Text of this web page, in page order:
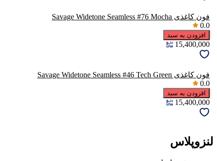
فون کاغذی Savage Widetone Seamless #76 Mocha
0.0
افزودن به سبد
15,400,000
فون کاغذی Savage Widetone Seamless #46 Tech Green
0.0
افزودن به سبد
15,400,000
لنزوپلاس